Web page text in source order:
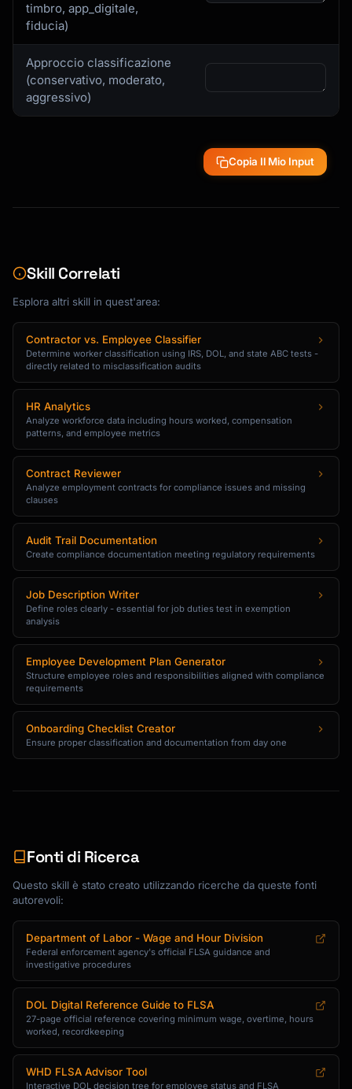
timbro, app_digitale,
fiducia)
Approccio classificazione
(conservativo, moderato,
aggressivo)
Copia Il Mio Input
Skill Correlati
Esplora altri skill in quest'area:
Contractor vs. Employee Classifier
Determine worker classification using IRS, DOL, and state ABC tests -
directly related to misclassification audits
HR Analytics
Analyze workforce data including hours worked, compensation
patterns, and employee metrics
Contract Reviewer
Analyze employment contracts for compliance issues and missing
clauses
Audit Trail Documentation
Create compliance documentation meeting regulatory requirements
Job Description Writer
Define roles clearly - essential for job duties test in exemption
analysis
Employee Development Plan Generator
Structure employee roles and responsibilities aligned with compliance
requirements
Onboarding Checklist Creator
Ensure proper classification and documentation from day one
Fonti di Ricerca
Questo skill è stato creato utilizzando ricerche da queste fonti
autorevoli:
Department of Labor - Wage and Hour Division
Federal enforcement agency's official FLSA guidance and
investigative procedures
DOL Digital Reference Guide to FLSA
27-page official reference covering minimum wage, overtime, hours
worked, recordkeeping
WHD FLSA Advisor Tool
Interactive DOL decision tree for employee status and FLSA